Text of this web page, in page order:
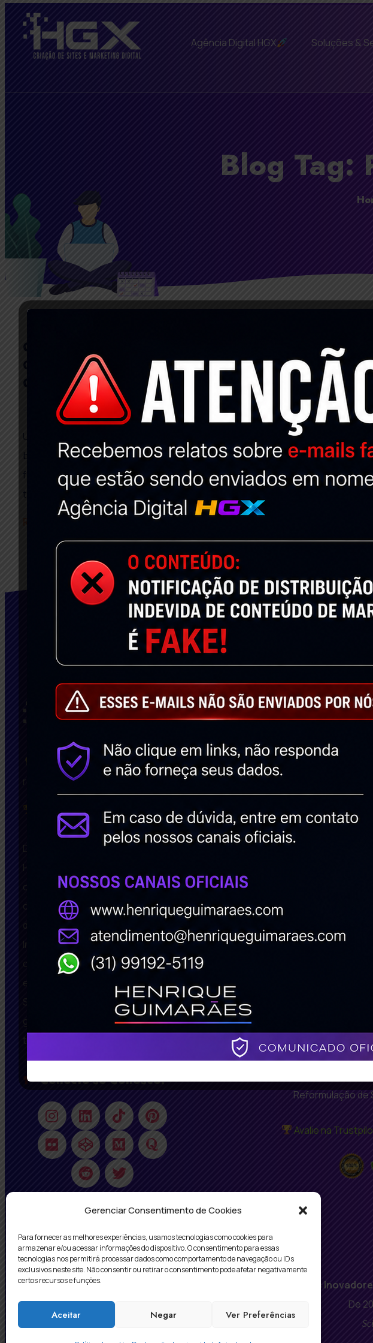
Gerenciar Consentimento de Cookies
Para fornecer as melhores experiências, usamos tecnologias como cookies para
armazenar e/ou acessar informações do dispositivo. O consentimento para essas
tecnologias nos permitirá processar dados como comportamento de navegação ou IDs
exclusivos neste site. Não consentir ou retirar o consentimento pode afetar negativamente
certos recursos e funções.
Aceitar Negar Ver Preferências
Agência Digital HGX Soluções &
Blog Tag:
Como Monitorar As Palavras-Chave No
Google Com Semrush? Manual
Completo Passo A Passo!
9 de novembro de 2021 Nenhum comentário
Uma parte importante do SEO é classificar sites com
base em palavras-chave. Os profissionais de SEO
fazem pesquisas de palavras-chave para encontrar
termos e incluí-los
Read More »
Facebook
Transformamamos suas ideias em
resultados!! Escreva para nós:
sucesso@henriqueguimaraes.com
Desde 2008, somos referência em Belo
Horizonte, São Paulo, Rio De Janeiro,
oferecendo soluções inovadoras em
criação de sites BH bem avaliados, SEO
de Alta Performance e Marketing Digital
Inteligente. Com um portfólio repleto de
casos de sucesso, impactamos
empresas no Brasil e no exterior.
Solicite agora seu estudo de caso
gratuito e descubra como podemos
transformar seu negócio!
Conecte-se Conosco!
Soluções
Agência de
Criação de
Criação de Loja
HGX
Criação de Sites
Criação de
Hospedagem de
Inbound Marketing
Manutenção de
Agência de
Reformulação de
Avalie na
Agência Digital HGX Criação de Sites
De